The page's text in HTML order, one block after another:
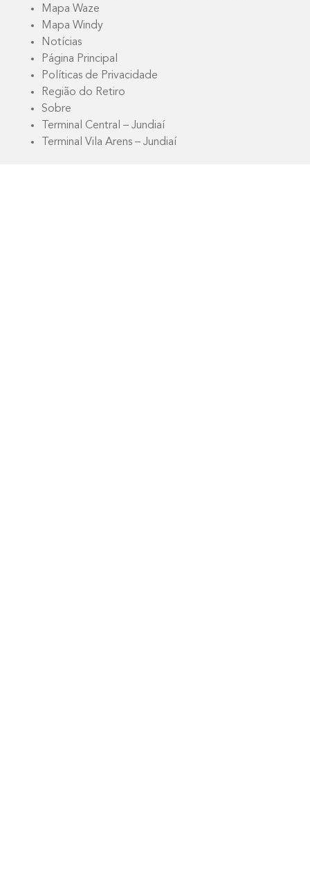
Mapa Waze
Mapa Windy
Notícias
Página Principal
Políticas de Privacidade
Região do Retiro
Sobre
Terminal Central – Jundiaí
Terminal Vila Arens – Jundiaí